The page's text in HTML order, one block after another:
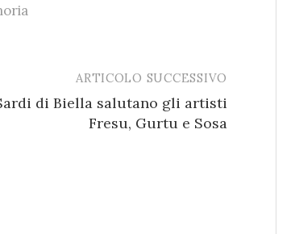
ARTICOLO SUCCESSIVO
di Biella salutano gli artisti
Fresu, Gurtu e Sosa